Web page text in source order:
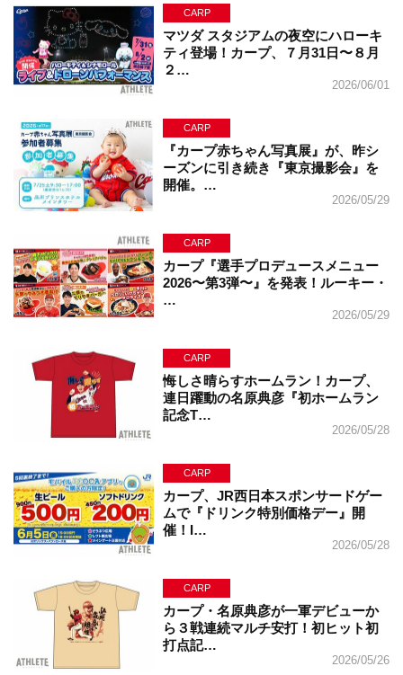
CARP
マツダ スタジアムの夜空にハローキ
ティ登場！カープ、７月31日〜８月
２…
2026/06/01
CARP
『カープ赤ちゃん写真展』が、昨シ
ーズンに引き続き『東京撮影会』を
開催。…
2026/05/29
CARP
カープ『選手プロデュースメニュー
2026〜第3弾〜』を発表！ルーキー・
…
2026/05/29
CARP
悔しさ晴らすホームラン！カープ、
連日躍動の名原典彦『初ホームラン
記念T…
2026/05/28
CARP
カープ、JR西日本スポンサードゲー
ムで『ドリンク特別価格デー』開
催！I…
2026/05/28
CARP
カープ・名原典彦が一軍デビューか
ら３戦連続マルチ安打！初ヒット初
打点記…
2026/05/26